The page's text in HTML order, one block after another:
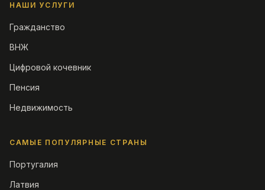
НАШИ УСЛУГИ
Гражданство
ВНЖ
Цифровой кочевник
Пенсия
Недвижимость
САМЫЕ ПОПУЛЯРНЫЕ СТРАНЫ
Португалия
Латвия